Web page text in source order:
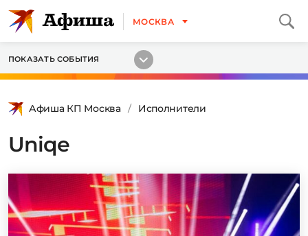
МОСКВА
ПОКАЗАТЬ СОБЫТИЯ
Афиша КП Москва Исполнители
Uniqe